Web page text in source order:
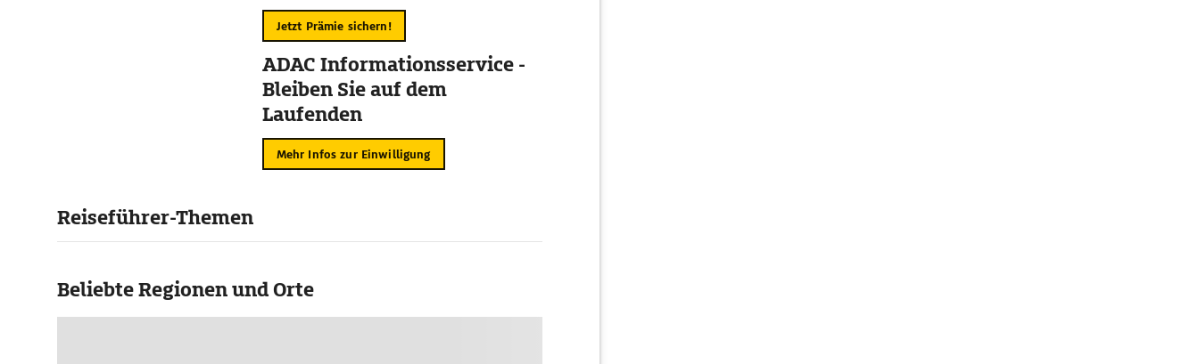
Jetzt Prämie sichern!
ADAC Informationsservice -
Bleiben Sie auf dem
Laufenden
Mehr Infos zur Einwilligung
Reiseführer-Themen
Beliebte Regionen und Orte